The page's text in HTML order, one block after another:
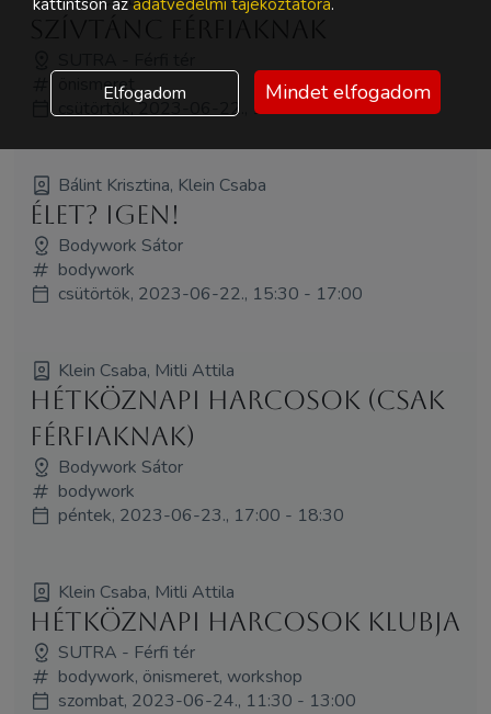
önismeret
csütörtök, 2023-06-22., 11:30 - 13:00
Bálint Krisztina, Klein Csaba
Élet? Igen!
Bodywork Sátor
bodywork
csütörtök, 2023-06-22., 15:30 - 17:00
Klein Csaba, Mitli Attila
Hétköznapi Harcosok (csak
férfiaknak)
Bodywork Sátor
bodywork
péntek, 2023-06-23., 17:00 - 18:30
Klein Csaba, Mitli Attila
Hétköznapi Harcosok Klubja
SUTRA - Férfi tér
bodywork, önismeret, workshop
szombat, 2023-06-24., 11:30 - 13:00
Elfogadom Mindet elfogadom